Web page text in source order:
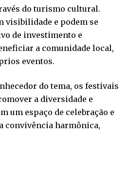
do turismo cultural.
visibilidade e podem se
de investimento e
a comunidade local,
eventos.
do tema, os festivais
a diversidade e
um espaço de celebração e
convivência harmônica,